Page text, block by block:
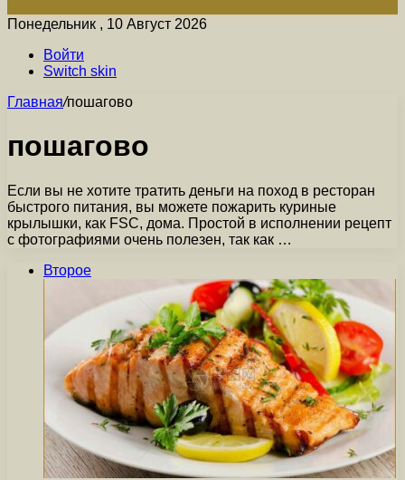
Понедельник , 10 Август 2026
Войти
Switch skin
Главная/пошагово
пошагово
Если вы не хотите тратить деньги на поход в ресторан
быстрого питания, вы можете пожарить куриные
крылышки, как FSC, дома. Простой в исполнении рецепт
с фотографиями очень полезен, так как …
Второе